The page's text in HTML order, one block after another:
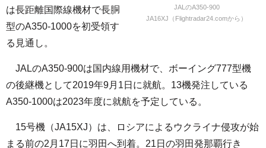
JALのA350-900
JA16XJ（Flightradar24.comから）
は長距離国際線機材で長胴
型のA350-1000を初受領す
る見通し。
JALのA350-900は国内線用機材で、ボーイング777型機
の後継機として2019年9月1日に就航。13機発注している
A350-1000は2023年度に就航を予定している。
15号機（JA15XJ）は、ロシアによるウクライナ侵攻が始
まる前の2月17日に羽田へ到着。21日の羽田発那覇行き